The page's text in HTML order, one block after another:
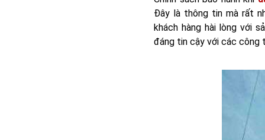
Đây là thông tin mà rất
khách hàng hài lòng với
đáng tin cậy với các công